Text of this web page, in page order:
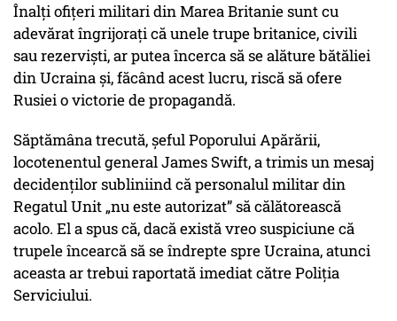
Înalți ofițeri militari din Marea Britanie sunt cu
adevărat îngrijorați că unele trupe britanice, civili
sau rezerviști, ar putea încerca să se alăture bătăliei
din Ucraina și, făcând acest lucru, riscă să ofere
Rusiei o victorie de propagandă.
Săptămâna trecută, șeful Poporului Apărării,
locotenentul general James Swift, a trimis un mesaj
decidenților subliniind că personalul militar din
Regatul Unit „nu este autorizat” să călătorească
acolo. El a spus că, dacă există vreo suspiciune că
trupele încearcă să se îndrepte spre Ucraina, atunci
aceasta ar trebui raportată imediat către Poliția
Serviciului.